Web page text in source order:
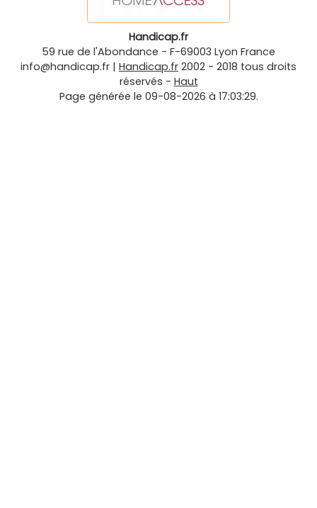
Handicap.fr
59 rue de l'Abondance - F-69003 Lyon France
info@handicap.fr | Handicap.fr 2002 - 2018 tous droits
réservés - Haut
Page générée le 09-08-2026 à 17:03:29.